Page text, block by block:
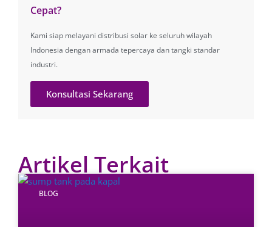
Cepat?
Kami siap melayani distribusi solar ke seluruh wilayah
Indonesia dengan armada tepercaya dan tangki standar
industri.
Konsultasi Sekarang
Artikel Terkait
BLOG